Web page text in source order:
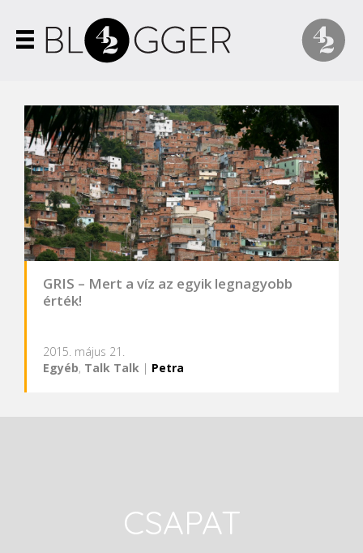
GRIS – Mert a víz az egyik legnagyobb
érték!
2015. május 21.
Egyéb, Talk Talk | Petra
CSAPAT